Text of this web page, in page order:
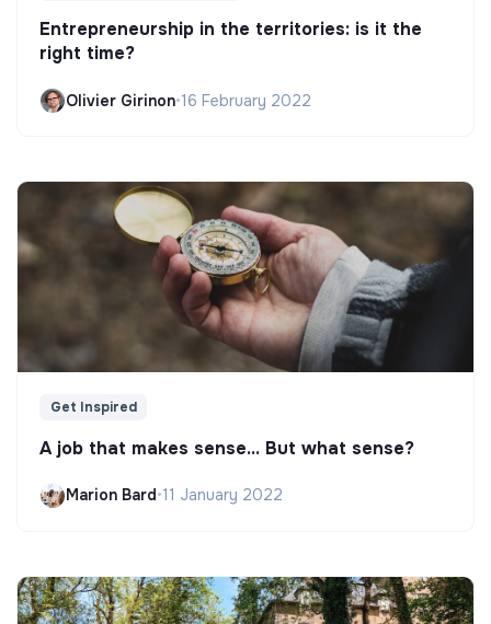
Entrepreneurship in the territories: is it the
right time?
Olivier Girinon•16 February 2022
Get Inspired
A job that makes sense... But what sense?
Marion Bard•11 January 2022